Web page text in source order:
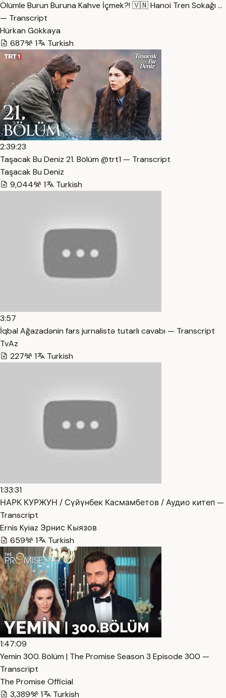
Ölümle Burun Buruna Kahve İçmek?! 🇻🇳 Hanoi Tren Sokağı …
— Transcript
Hürkan Gökkaya
687
1 Turkish
2:39:23
Taşacak Bu Deniz 21. Bölüm @trt1 — Transcript
Taşacak Bu Deniz
9,044
1 Turkish
3:57
İqbal Ağazadənin fars jurnalistə tutarlı cavabı — Transcript
TvAz
227
1 Turkish
1:33:31
НАРК КУРЖУН / Сүйүнбек Касмамбетов / Аудио китеп —
Transcript
Ernis Kyiaz Эрнис Кыязов
659
1 Turkish
1:47:09
Yemin 300. Bölüm | The Promise Season 3 Episode 300 —
Transcript
The Promise Official
3,389
1 Turkish